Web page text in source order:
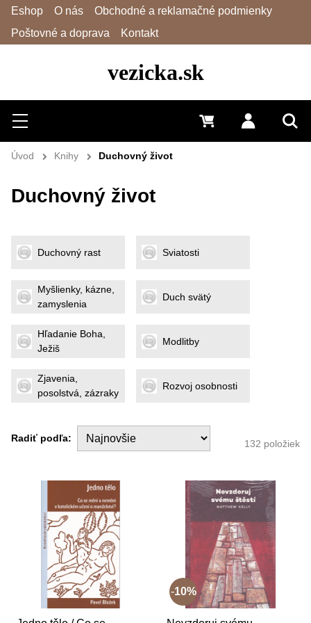
vezicka.sk
Hľadať
Menu Prihlásiť
0 €
Eshop O nás
Obchodné a reklamačné podmienky
Poštovné a doprava
Kontakt
Úvod Knihy Duchovný život
Duchovný život
Duchovný rast Sviatosti
Myšlienky, kázne,
zamyslenia
Duch svätý
Hľadanie Boha,
Ježiš
Modlitby
Zjavenia,
posolstvá, zázraky
Rozvoj osobnosti
Radiť podľa: 132 položiek
10%